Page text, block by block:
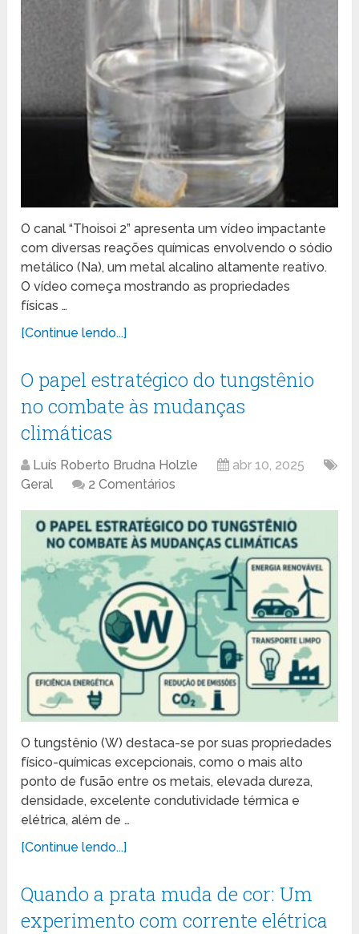
O canal “Thoisoi 2” apresenta um vídeo impactante
com diversas reações químicas envolvendo o sódio
metálico (Na), um metal alcalino altamente reativo.
O vídeo começa mostrando as propriedades
físicas …
[Continue lendo...]
O papel estratégico do tungstênio
no combate às mudanças
climáticas
Luís Roberto Brudna Holzle
abr 10, 2025
Geral
2 Comentários
O tungstênio (W) destaca-se por suas propriedades
físico-químicas excepcionais, como o mais alto
ponto de fusão entre os metais, elevada dureza,
densidade, excelente condutividade térmica e
elétrica, além de …
[Continue lendo...]
Quando a prata muda de cor: Um
experimento com corrente elétrica